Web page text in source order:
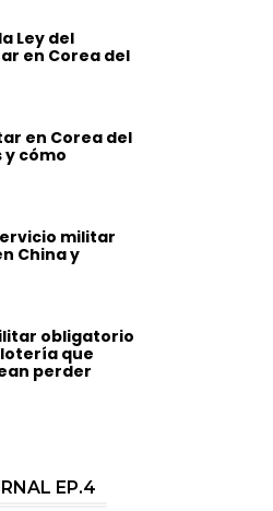
Ley del
en Corea del
en Corea del
y cómo
militar
China y
obligatorio
que
perder
EP.4